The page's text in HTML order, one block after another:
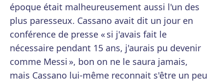
époque était malheureusement aussi l'un des
plus paresseux. Cassano avait dit un jour en
conférence de presse « si j'avais fait le
nécessaire pendant 15 ans, j'aurais pu devenir
comme Messi », bon on ne le saura jamais,
mais Cassano lui-même reconnait s'être un peu